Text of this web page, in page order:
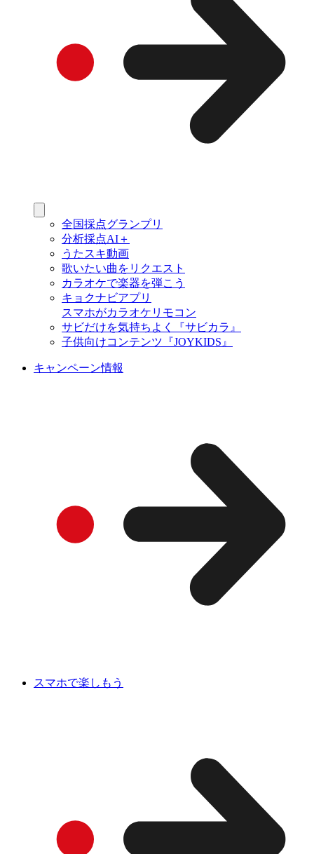
全国採点グランプリ
分析採点AI＋
うたスキ動画
歌いたい曲をリクエスト
カラオケで楽器を弾こう
キョクナビアプリ
スマホがカラオケリモコン
サビだけを気持ちよく『サビカラ』
子供向けコンテンツ『JOYKIDS』
キャンペーン情報
スマホで楽しもう